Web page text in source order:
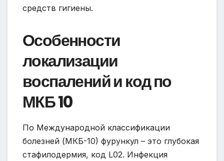
средств гигиены.
Особенности
локализации
воспалений и код по
МКБ 10
По Международной классификации
болезней (МКБ-10) фурункул – это глубокая
стафилодермия, код L02. Инфекция